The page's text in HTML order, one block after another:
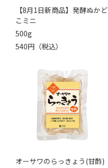
【8月1日新商品】発酵ぬかど
こミニ
500g
540円（税込）
オーサワのらっきょう(甘酢)